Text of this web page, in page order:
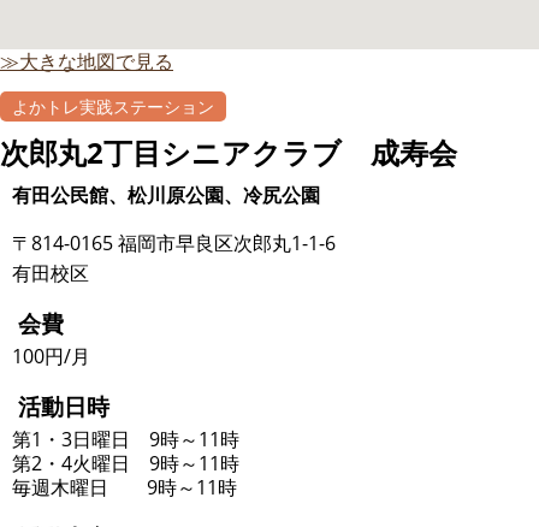
≫大きな地図で見る
よかトレ実践ステーション
次郎丸2丁目シニアクラブ 成寿会
有田公民館、松川原公園、冷尻公園
〒814-0165 福岡市早良区次郎丸1-1-6
有田校区
会費
100円/月
活動日時
第1・3日曜日 9時～11時
第2・4火曜日 9時～11時
毎週木曜日 9時～11時